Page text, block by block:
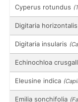
Cyperus rotundus
Digitaria horizontalis
Digitaria insularis
Echinochloa
Eleusine indica
Emilia sonchifolia